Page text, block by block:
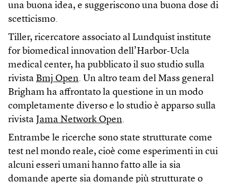
una buona idea, e suggeriscono una buona dose di
scetticismo.
Tiller, ricercatore associato al Lundquist institute
for biomedical innovation dell’Harbor-Ucla
medical center, ha pubblicato il suo studio sulla
rivista Bmj Open. Un altro team del Mass general
Brigham ha affrontato la questione in un modo
completamente diverso e lo studio è apparso sulla
rivista
Jama Network Open.
Entrambe le ricerche sono state strutturate come
test nel mondo reale, cioè come esperimenti in cui
alcuni esseri umani hanno fatto alle ia sia
domande aperte sia domande più strutturate o